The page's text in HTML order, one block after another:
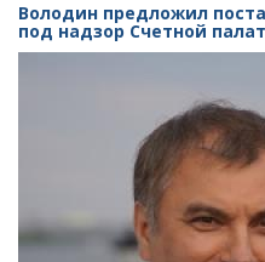
месяц
влияние
выросло
Володин предложил
под надзор Счетной